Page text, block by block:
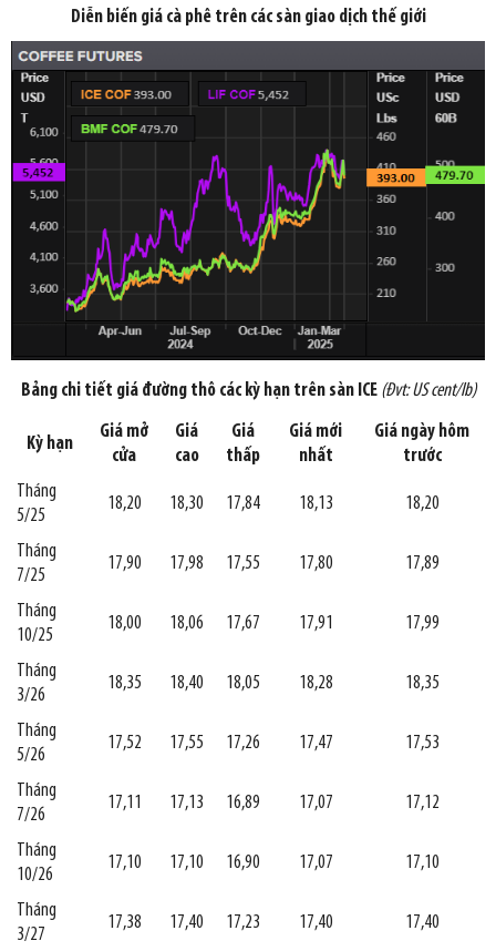
Diễn biến giá cà phê trên các sàn giao dịch thế giới
Bảng chi tiết giá đường thô các kỳ hạn trên sàn ICE (Đvt: US cent/lb)
Kỳ hạn
Giá mở
cửa
Giá
cao
Giá
thấp
Giá mới
nhất
Giá ngày hôm
trước
Tháng
5/25
18,20 18,30 17,84 18,13 18,20
Tháng
7/25
17,90 17,98 17,55 17,80 17,89
Tháng
10/25
18,00 18,06 17,67 17,91 17,99
Tháng
3/26
18,35 18,40 18,05 18,28 18,35
Tháng
5/26
17,52 17,55 17,26 17,47 17,53
Tháng
7/26
17,11 17,13 16,89 17,07 17,12
Tháng
10/26
17,10 17,10 16,90 17,07 17,10
Tháng
3/27
17,38 17,40 17,23 17,40 17,40